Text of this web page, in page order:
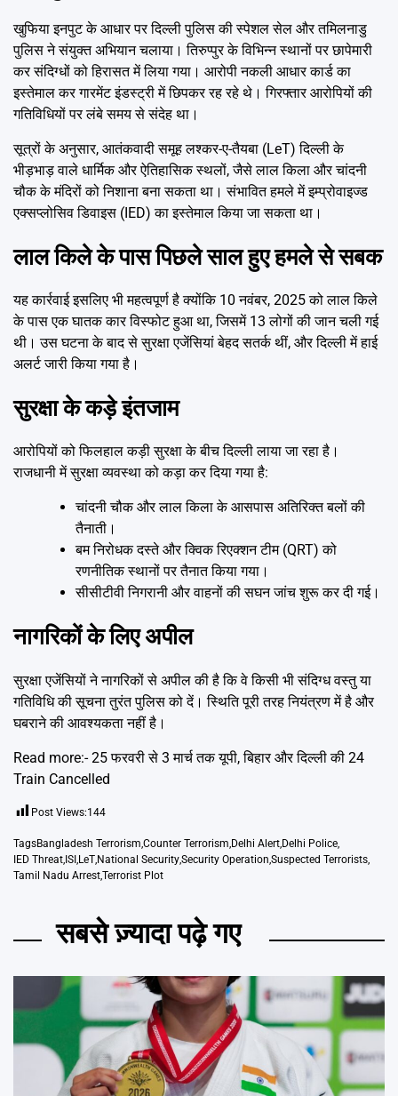
खुफिया इनपुट के आधार पर दिल्ली पुलिस की स्पेशल सेल और तमिलनाडु
पुलिस ने संयुक्त अभियान चलाया। तिरुप्पुर के विभिन्न स्थानों पर छापेमारी
कर संदिग्धों को हिरासत में लिया गया। आरोपी नकली आधार कार्ड का
इस्तेमाल कर गारमेंट इंडस्ट्री में छिपकर रह रहे थे। गिरफ्तार आरोपियों की
गतिविधियों पर लंबे समय से संदेह था।
सूत्रों के अनुसार, आतंकवादी समूह लश्कर-ए-तैयबा (LeT) दिल्ली के
भीड़भाड़ वाले धार्मिक और ऐतिहासिक स्थलों, जैसे लाल किला और चांदनी
चौक के मंदिरों को निशाना बना सकता था। संभावित हमले में इम्प्रोवाइज्ड
एक्सप्लोसिव डिवाइस (IED) का इस्तेमाल किया जा सकता था।
लाल किले के पास पिछले साल हुए हमले से सबक
यह कार्रवाई इसलिए भी महत्वपूर्ण है क्योंकि 10 नवंबर, 2025 को लाल किले
के पास एक घातक कार विस्फोट हुआ था, जिसमें 13 लोगों की जान चली गई
थी। उस घटना के बाद से सुरक्षा एजेंसियां बेहद सतर्क थीं, और दिल्ली में हाई
अलर्ट जारी किया गया है।
सुरक्षा के कड़े इंतजाम
आरोपियों को फिलहाल कड़ी सुरक्षा के बीच दिल्ली लाया जा रहा है।
राजधानी में सुरक्षा व्यवस्था को कड़ा कर दिया गया है:
चांदनी चौक और लाल किला के आसपास अतिरिक्त बलों की
तैनाती।
बम निरोधक दस्ते और क्विक रिएक्शन टीम (QRT) को
रणनीतिक स्थानों पर तैनात किया गया।
सीसीटीवी निगरानी और वाहनों की सघन जांच शुरू कर दी गई।
नागरिकों के लिए अपील
सुरक्षा एजेंसियों ने नागरिकों से अपील की है कि वे किसी भी संदिग्ध वस्तु या
गतिविधि की सूचना तुरंत पुलिस को दें। स्थिति पूरी तरह नियंत्रण में है और
घबराने की आवश्यकता नहीं है।
Read more:-25 फरवरी से 3 मार्च तक यूपी, बिहार और दिल्ली की 24
Train Cancelled
Post Views:144
TagsBangladesh Terrorism Counter Terrorism Delhi Alert Delhi Police
IED Threat ISI LeT National SecuritySecurity Operation Suspected Terrorists
Tamil Nadu ArrestTerrorist Plot
सबसे ज़्यादा पढ़े गए